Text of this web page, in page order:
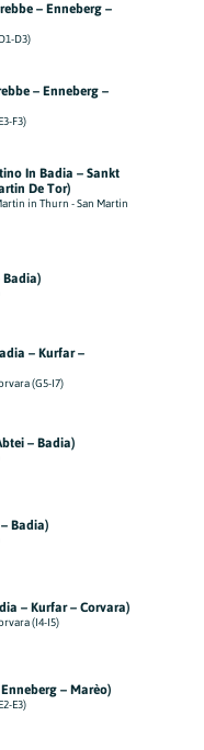
– Enneberg –
D3)
– Enneberg –
F3)
In Badia – Sankt
De Tor)
in Thurn - San Martin
Badia)
– Kurfar –
(G5-I7)
– Badia)
Badia)
– Kurfar – Corvara)
(I4-I5)
– Marèo)
E3)